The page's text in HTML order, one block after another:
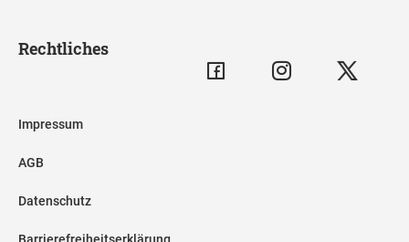
Rechtliches
Impressum
AGB
Datenschutz